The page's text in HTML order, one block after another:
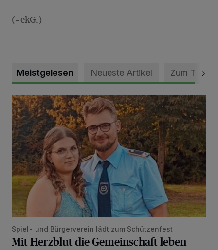
(-ekG.)
Meistgelesen Neueste Artikel Zum Thema
Mit Herzblut die Gemeinschaft leben
Spiel- und Bürgerverein lädt zum Schützenfest
Mit Herzblut die Gemeinschaft leben